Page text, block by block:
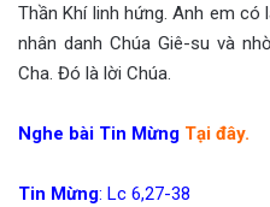
Thần Khí linh hứng. Anh em có
nhân danh Chúa Giê-su và
Cha. Đó là lời Chúa.
Nghe bài Tin Mừng Tại đây.
Tin Mừng: Lc 6,27-38